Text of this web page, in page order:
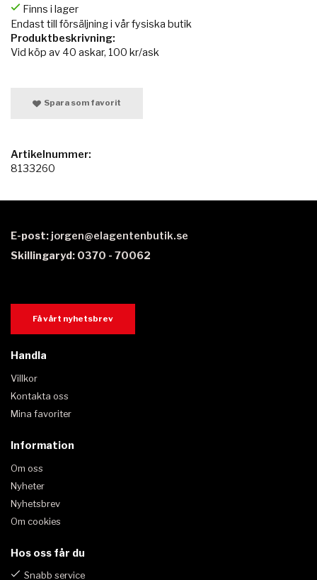
Finns i lager
Endast till försäljning i vår fysiska butik
Produktbeskrivning:
Vid köp av 40 askar, 100 kr/ask
Spara som favorit
Artikelnummer:
8133260
E-post: jorgen@elagentenbutik.se
Skillingaryd: 0370 - 70062
Få vårt nyhetsbrev
Handla
Villkor
Kontakta oss
Mina favoriter
Information
Om oss
Nyheter
Nyhetsbrev
Om cookies
Hos oss får du
Snabb service